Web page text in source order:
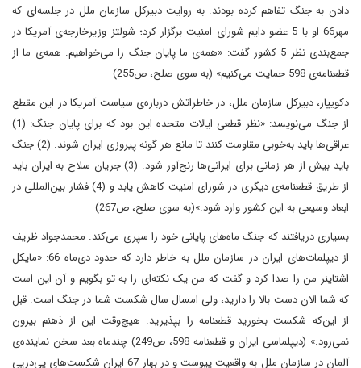
دادن به جنگ تفاهم کرده بودند. به روایت دبیرکل سازمان ملل در جلسه‌ای که
مهر66 او با 5 عضو دایم شورای امنیت برگزار کرد؛ شولتز وزیرخارجه‌ی آمریکا در
جمع‌بندی نظر 5 کشور گفت: «همه‌ی ما پایان جنگ را می‌خواهیم. همه‌ی ما از
قطعنامه‌ی 598 حمایت می‌کنیم» (به سوی صلح، ص255)
دکوییار، دبیرکل سازمان ملل، در خاطراتش درباره‌ی سیاست آمریکا در این مقطع
از جنگ می‌نویسد: «نظر قطعی ایالات متحده این بود که برای پایان جنگ: (1)
عراقی‌ها باید به‌خوبی مقاومت کنند تا مانع هر گونه پیروزی ایران شوند. (2) جنگ
باید بیش از هر زمانی برای ایرانی‌ها رنج‌آور شود. (3) جریان سلاح به ایران باید
از طریق قطعنا‌مه‌ی دیگری در شورای امنیت کاهش یابد و (4) فشار بین‌المللی در
ابعاد وسیعی به این کشور وارد شود.»(به سوی صلح، ص267)
بسیاری دریافتند که جنگ ماه‌های پایانی خود را سپری می‌کند. محمدجواد ظریف
از دیپلمات‌های ایران در سازمان ملل به خاطر دارد که حدود دی‌ماه 66: «مایکل
اشتاینر من را صدا کرد و گفت که من یک نکته‌ای را به تو بگویم و آن این است
که شما الان دست بالا را دارید، ولی امسال سال شکست شما در جنگ است. قبل
از این‌که شکست بخورید قطعنامه را بپذیرید. هیچ‌وقت این از ذهنم بیرون
نمی‌رود.» (دیپلماسی ایران و قطعنامه 598، ص249) چندماه بعد سخن نماینده‌ی
آلمان در سازمان ملل به واقعیت پیوست و در بهار 67 ایران شکست‌های پی‌در‌پی